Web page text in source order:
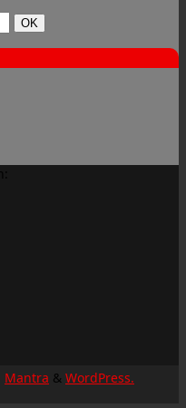
Suchen
OK
Mantra & WordPress.